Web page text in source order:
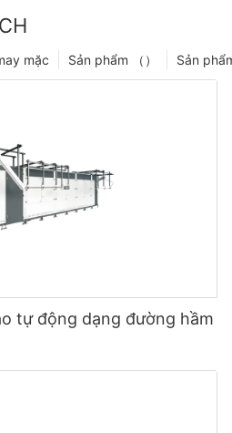
Sản
Sản phẩm （）
mặc
tự động dạng đường hầm